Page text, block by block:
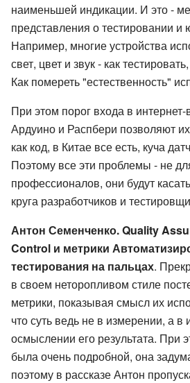
наименьшей индикации. И это -
представления о тестировании и
Например, многие устройства
свет, цвет и звук - как
Как помереть "естественность"
При этом порог входа в
Ардуино и Распбери позволяют их
как код, в Китае все есть, куча
Поэтому все эти проблемы - не
профессионалов, они будут
круга разработчиков и
Антон Семенченко. Quality
Control и метрики
тестирования на пальцах.
в своем неторопливом стиле
метрики, показывая смысл их
что суть ведь не в измерении, а в
осмыслении его результата. При
была очень подробной, она
поэтому в рассказе Антон